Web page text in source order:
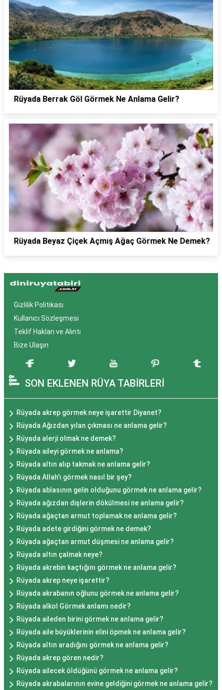
Rüyada Berrak Göl Görmek Ne Anlama Gelir?
Rüyada Beyaz Çiçek Açmış Ağaç Görmek Ne Demek?
Gizlilik Politikası
Kullanıcı Sözleşmesi
Teklif Hakları ve Alıntı
Bize Ulaşın
SON EKLENEN RÜYA TABİRLERİ
Rüyada akrep görmek neye işarettir Diyanet?
Rüyada Ağızdan yılan çıkması ne anlama gelir?
Rüyada alerji olmak ne demek?
Rüyada aileyi görmek ne anlama?
Rüyada altın alıp takmak ne anlama gelir?
Rüyada Allah'ı görmek nasıl bir şey?
Rüyada ablasının gelin olduğunu görmek ne anlama gelir?
Rüyada ağızdan dişlerin dökülmesi ne anlama gelir?
Rüyada ağaçtan armut toplamak ne anlama gelir?
Rüyada adete girdiğini görmek ne demek?
Rüyada ağaçtan armut düşmesi ne anlama gelir?
Rüyada altın çalmak neye?
Rüyada akrebin kaçtığını görmek ne anlama gelir?
Rüyada akrep neye işarettir?
Rüyada akrabanın oğlunu görmek ne anlama gelir?
Rüyada alkol Görmek anlamı nedir?
Rüyada aileden birini görmek ne anlama gelir?
Rüyada aile büyüklerinin elini öpmek ne anlama gelir?
Rüyada altın aradığını görmek ne anlama gelir?
Rüyada akrep gören nedir?
Rüyada ailecek öldüğünü görmek ne anlama gelir?
Rüyada akrabalarının evine geldiğini görmek ne anlama gelir?